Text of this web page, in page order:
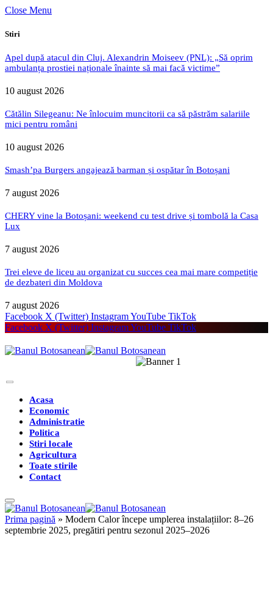
Close Menu
Stiri
Apel după atacul din Cluj. Alexandrin Moiseev (PNL): „Să oprim
ambulanța prostiei naționale înainte să mai facă victime”
10 august 2026
Cătălin Silegeanu: Ne înlocuim muncitorii ca să păstrăm salariile
mici pentru români
10 august 2026
Smash’pa Burgers angajează barman și ospătar în Botoșani
7 august 2026
CHERY vine la Botoșani: weekend cu test drive și tombolă la Casa
Lux
7 august 2026
Trei eleve de liceu au organizat cu succes cea mai mare competiție
de dezbateri din Moldova
7 august 2026
Facebook X (Twitter) InstagramYouTube TikTok
Facebook X (Twitter) InstagramYouTube TikTok
Acasa
Economic
Administratie
Politica
Stiri locale
Agricultura
Toate stirile
Contact
Prima pagină » Modern Calor începe umplerea instalațiilor: 8–26
septembrie 2025, pregătiri pentru sezonul 2025–2026